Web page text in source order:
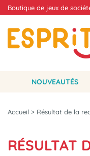
Boutique de jeux de
NOUVEAUTÉS
Accueil > Résultat de la
RÉSULTAT